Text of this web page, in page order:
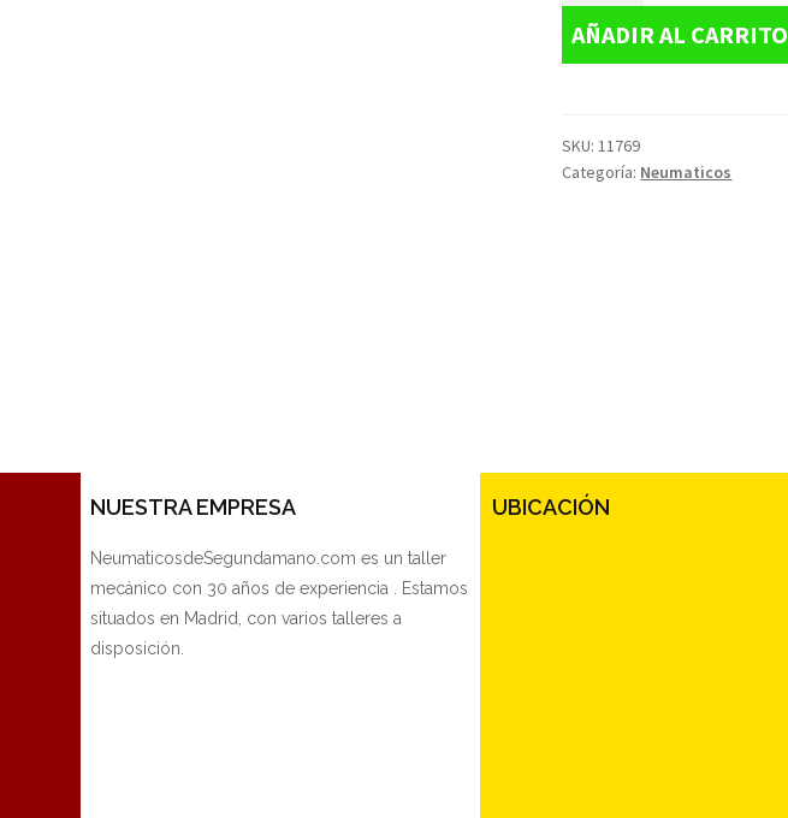
AÑADIR AL CARRITO
SKU:11769
Categoría: Neumaticos
NUESTRA EMPRESA
NeumaticosdeSegundamano.com es un taller
mecánico con 30 años de experiencia . Estamos
situados en Madrid, con varios talleres a
disposición.
UBICACIÓN